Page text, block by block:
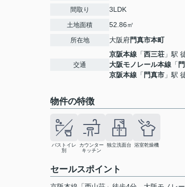
間取り 3LDK
土地面積 52.86㎡
所在地 大阪府門真市本町
交通
京阪本線 「西三荘 」駅
大阪モノレール本線 「
京阪本線 「 門真市 」駅
物件の特徴
バストイレ
別
カウンター
キッチン
独立洗面台 浴室乾燥機
セールスポイント